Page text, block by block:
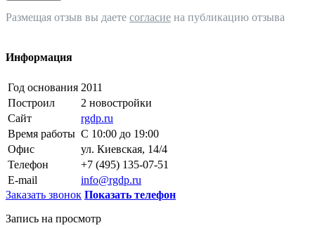
Размещая отзыв вы даете согласие на публикацию отзыва
Информация
Год основания 2011
Построил
2 новостройки
Сайт
rgdp.ru
Время работы С 10:00 до 19:00
Офис
ул. Киевская, 14/4
Телефон
+7 (495) 135-07-51
E-mail
info@rgdp.ru
Заказать звонок Показать телефон
Запись на просмотр